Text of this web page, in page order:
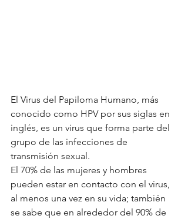
El Virus del Papiloma Humano, más
conocido como HPV por sus siglas en
inglés, es un virus que forma parte del
grupo de las infecciones de
transmisión sexual.
El 70% de las mujeres y hombres
pueden estar en contacto con el virus,
al menos una vez en su vida; también
se sabe que en alrededor del 90% de